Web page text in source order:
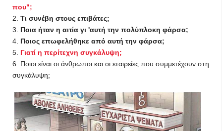
που";
2. Τι συνέβη στους επιβάτες;
3. Ποια ήταν η αιτία γι 'αυτή την πολύπλοκη φάρσα;
4. Ποιος επωφελήθηκε από αυτή την φάρσα;
5. Γιατί η περίτεχνη συγκάλυψη;
6. Ποιοι είναι οι άνθρωποι και οι εταιρείες που συμμετέχουν στη
συγκάλυψη;